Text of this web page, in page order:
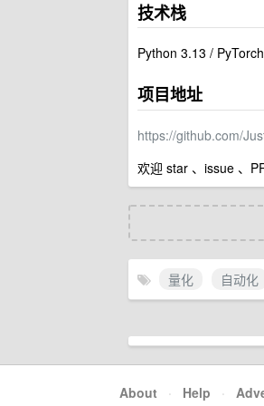
技术栈
Python 3.13 /
项目地址
https://github.com/
欢迎 star 、issue 、
量化 自动化
About · Help ·